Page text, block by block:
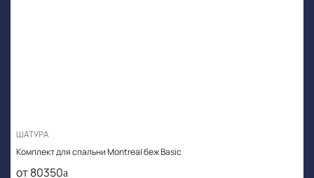
ШАТУРА
Комплект для спальни Montreal беж Basic
от 80350